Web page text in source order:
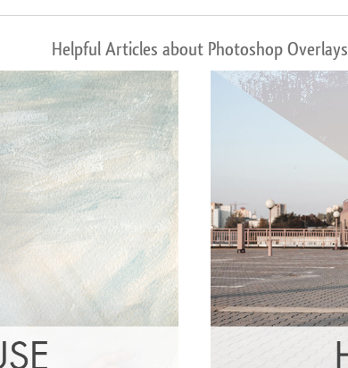
Helpful Articles about Photoshop Overlays